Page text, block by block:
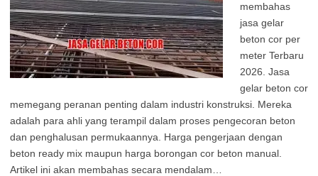
membahas
jasa gelar
beton cor per
meter Terbaru
2026. Jasa
gelar beton cor
memegang peranan penting dalam industri konstruksi. Mereka
adalah para ahli yang terampil dalam proses pengecoran beton
dan penghalusan permukaannya. Harga pengerjaan dengan
beton ready mix maupun harga borongan cor beton manual.
Artikel ini akan membahas secara mendalam…